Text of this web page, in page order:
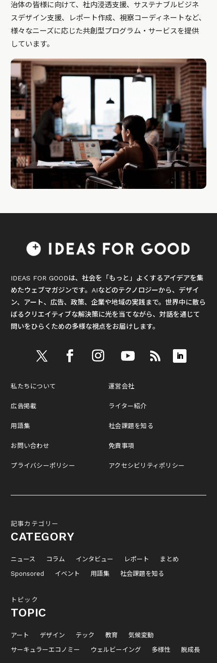
治体の皆様に向けて、社内浸透支援、サステナブルビジネ
スデザイン支援、レポート作成、視察コーディネートなど、
様々なニーズに応じた共創型プログラム・サービスを提供
しています。
IDEAS FOR GOODは、社会を「もっと」よくするアイデアを集
めたウェブマガジンです。AIなどのテクノロジーから、デザイ
ン、アート、広告、政策、企業や地域の実践まで。世界中に散ら
ばるクリエイティブな解決策に光を当てながら、対話を通じて
問いをひらくための多様な視点をお届けします。
私たちについて
広告掲載
用語集
お問い合わせ
プライバシーポリシー
運営会社
ライター紹介
社会課題を知る
免責事項
アクセシビリティポリシー
記事カテゴリー
CATEGORY
ニュース コラム インタビュー レポート
まとめ
Sponsored
イベント 用語集 社会課題を知る
トピック
TOPIC
アート デザイン テック 教育
気候変動
サーキュラーエコノミー
ウェルビーイング 多様性 脱成長